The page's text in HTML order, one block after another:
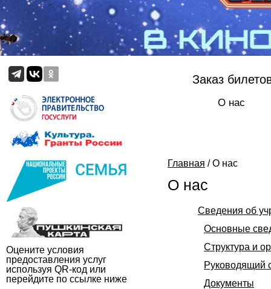
Оцените условия
предоставления услуг
используя QR-код или
перейдите по ссылке ниже
Заказ
О нас
Главная / О нас
О нас
Сведения об
Основные
Структура и
Руководящий
Документы